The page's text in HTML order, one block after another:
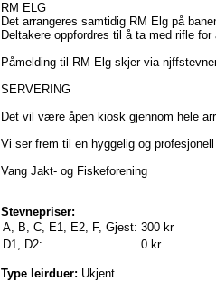
RM ELG
Det arrangeres samtidig RM Elg på
Deltakere oppfordres til å ta med rifle
Påmelding til RM Elg skjer via
SERVERING
Det vil være åpen kiosk gjennom hele
Vi ser frem til en hyggelig og
Vang Jakt- og Fiskeforening
Stevnepriser:
A, B, C, E1, E2, F, Gjest: 300 kr
D1, D2:
0 kr
Type leirduer: Ukjent